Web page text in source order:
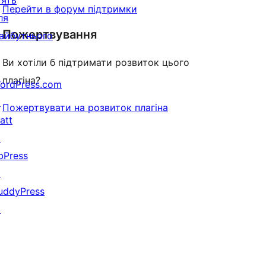
Перейти в форум підтримки
Пожертвування
Ви хотіли б підтримати розвиток цього
плагіна?
Пожертвувати на розвиток плагіна